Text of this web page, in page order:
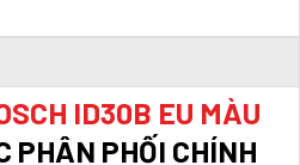
ID30B EU MÀU
PHÂN PHỐI CHÍNH